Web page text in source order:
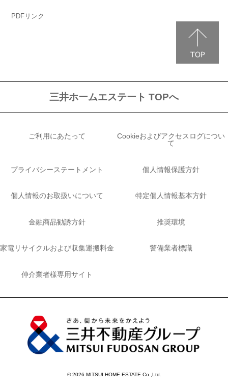
PDFリンク
三井ホームエステート TOPへ
ご利用にあたって
Cookieおよびアクセスログについ
て
プライバシーステートメント 個人情報保護方針
個人情報のお取扱いについて 特定個人情報基本方針
金融商品勧誘方針 推奨環境
家電リサイクルおよび収集運搬料金 警備業者標識
仲介業者様専用サイト
© 2026 MITSUI HOME ESTATE Co.,Ltd.